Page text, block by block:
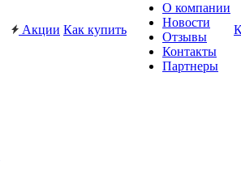
Акции Как купить
О компании
Новости
Отзывы
Контакты
Партнеры